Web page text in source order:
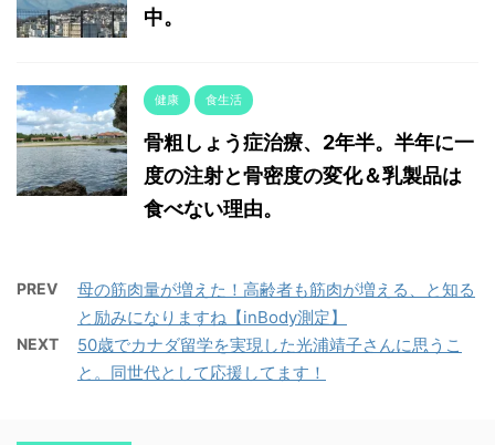
中。
健康 食生活
骨粗しょう症治療、2年半。半年に一
度の注射と骨密度の変化＆乳製品は
食べない理由。
PREV
母の筋肉量が増えた！高齢者も筋肉が増える、と知る
と励みになりますね【inBody測定】
NEXT
50歳でカナダ留学を実現した光浦靖子さんに思うこ
と。同世代として応援してます！